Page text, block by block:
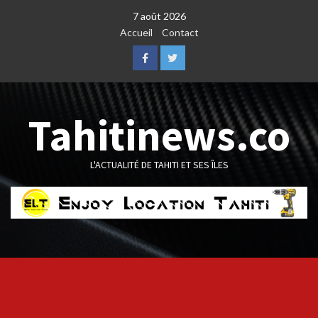
7 août 2026
Accueil
Contact
FacebookTwitter
Tahitinews.co
L'ACTUALITÉ DE TAHITI ET SES ÎLES